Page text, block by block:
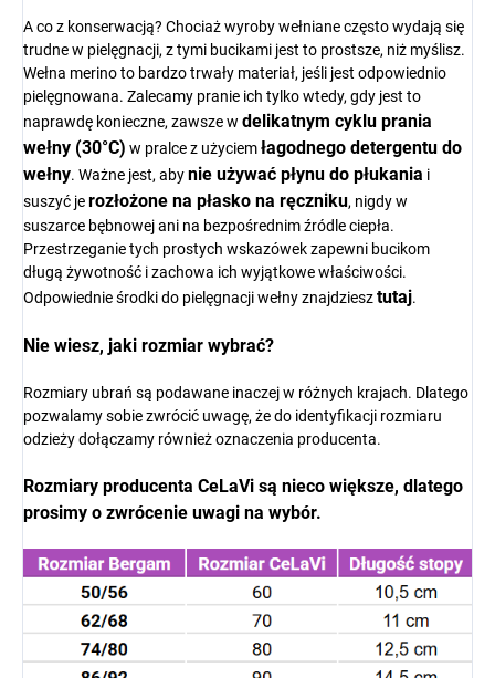
A co z konserwacją? Chociaż wyroby wełniane często wydają się
trudne w pielęgnacji, z tymi bucikami jest to prostsze, niż myślisz.
Wełna merino to bardzo trwały materiał, jeśli jest odpowiednio
pielęgnowana. Zalecamy pranie ich tylko wtedy, gdy jest to
naprawdę konieczne, zawsze w delikatnym cyklu prania
wełny (30°C) w pralce z użyciemłagodnego detergentu do
wełny. Ważne jest, abynie używać płynu do płukania i
suszyć jerozłożone na płasko na ręczniku, nigdy w
suszarce bębnowej ani na bezpośrednim źródle ciepła.
Przestrzeganie tych prostych wskazówek zapewni bucikom
długą żywotność i zachowa ich wyjątkowe właściwości.
Odpowiednie środki do pielęgnacji wełny znajdziesztutaj.
Nie wiesz, jaki rozmiar wybrać?
Rozmiary ubrań są podawane inaczej w różnych krajach. Dlatego
pozwalamy sobie zwrócić uwagę, że do identyfikacji rozmiaru
odzieży dołączamy również oznaczenia producenta.
Rozmiary producenta CeLaVi są nieco większe, dlatego
prosimy o zwrócenie uwagi na wybór.